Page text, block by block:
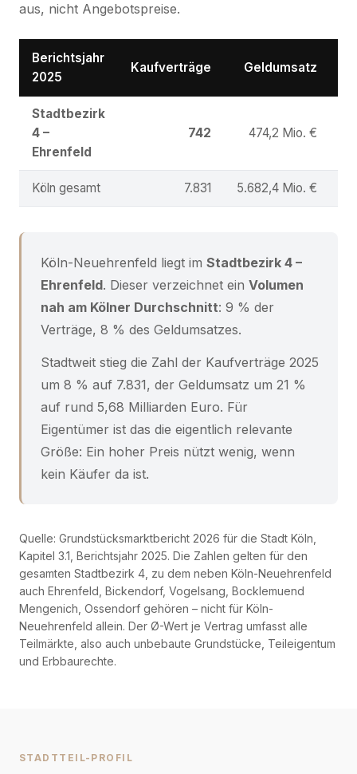
aus, nicht Angebotspreise.
Berichtsjahr
2025
Kaufverträge Geldumsatz
Stadtbezirk
4 –
Ehrenfeld
742 474,2 Mio. €
Köln gesamt 7.831 5.682,4 Mio. €
Köln-Neuehrenfeld liegt im Stadtbezirk 4 –
Ehrenfeld. Dieser verzeichnet ein Volumen
nah am Kölner Durchschnitt: 9 % der
Verträge, 8 % des Geldumsatzes.
Stadtweit stieg die Zahl der Kaufverträge 2025
um 8 % auf 7.831, der Geldumsatz um 21 %
auf rund 5,68 Milliarden Euro. Für
Eigentümer ist das die eigentlich relevante
Größe: Ein hoher Preis nützt wenig, wenn
kein Käufer da ist.
Quelle: Grundstücksmarktbericht 2026 für die Stadt Köln,
Kapitel 3.1, Berichtsjahr 2025. Die Zahlen gelten für den
gesamten Stadtbezirk 4, zu dem neben Köln-Neuehrenfeld
auch Ehrenfeld, Bickendorf, Vogelsang, Bocklemuend
Mengenich, Ossendorf gehören – nicht für Köln-
Neuehrenfeld allein. Der Ø-Wert je Vertrag umfasst alle
Teilmärkte, also auch unbebaute Grundstücke, Teileigentum
und Erbbaurechte.
STADTTEIL-PROFIL